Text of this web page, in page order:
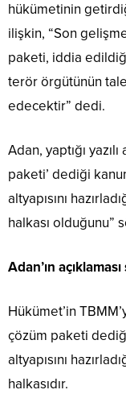
hükümetinin
ilişkin, “Son
paketi, iddia
terör örgütünün
edecektir” dedi.
Adan, yaptığı
paketi’ dediği
altyapısını
halkası olduğunu”
Adan’ın
Hükümet’in
çözüm paketi
altyapısını
halkasıdır.